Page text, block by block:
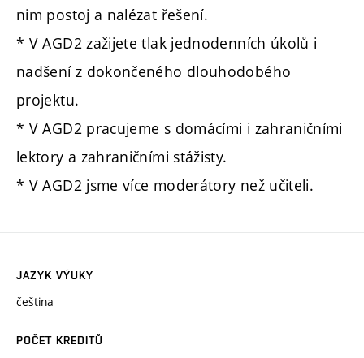
nim postoj a nalézat řešení.
* V AGD2 zažijete tlak jednodenních úkolů i
nadšení z dokončeného dlouhodobého
projektu.
* V AGD2 pracujeme s domácími i zahraničními
lektory a zahraničními stážisty.
* V AGD2 jsme více moderátory než učiteli.
JAZYK VÝUKY
čeština
POČET KREDITŮ